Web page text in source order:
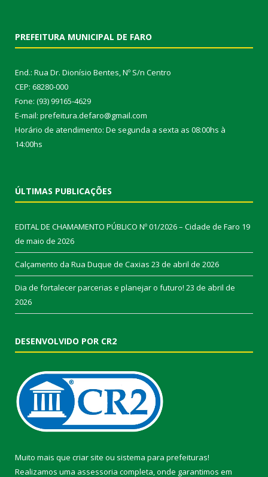
PREFEITURA MUNICIPAL DE FARO
End.: Rua Dr. Dionísio Bentes, Nº S/n Centro
CEP: 68280-000
Fone: (93) 99165-4629
E-mail: prefeitura.defaro@gmail.com
Horário de atendimento: De segunda a sexta as 08:00hs à
14:00hs
ÚLTIMAS PUBLICAÇÕES
EDITAL DE CHAMAMENTO PÚBLICO Nº 01/2026 – Cidade de Faro 19
de maio de 2026
Calçamento da Rua Duque de Caxias 23 de abril de 2026
Dia de fortalecer parcerias e planejar o futuro! 23 de abril de
2026
DESENVOLVIDO POR CR2
Muito mais que criar site ou sistema para prefeituras!
Realizamos uma assessoria completa, onde garantimos em